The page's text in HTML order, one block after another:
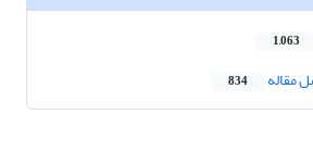
1,063
مقاله 834